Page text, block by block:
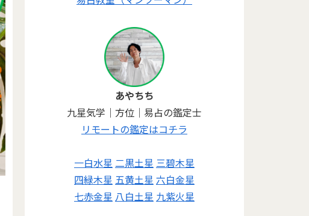
あやちち
九星気学｜方位｜易占の鑑定士
リモートの鑑定はコチラ
一白水星 二黒土星 三碧木星
四緑木星 五黄土星 六白金星
七赤金星 八白土星 九紫火星